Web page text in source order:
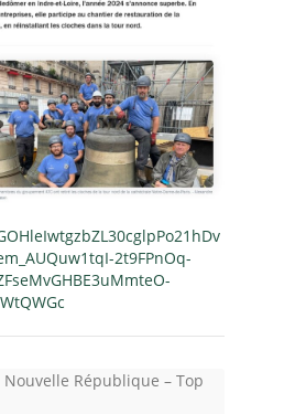
2t9FPnOq-
République – Top